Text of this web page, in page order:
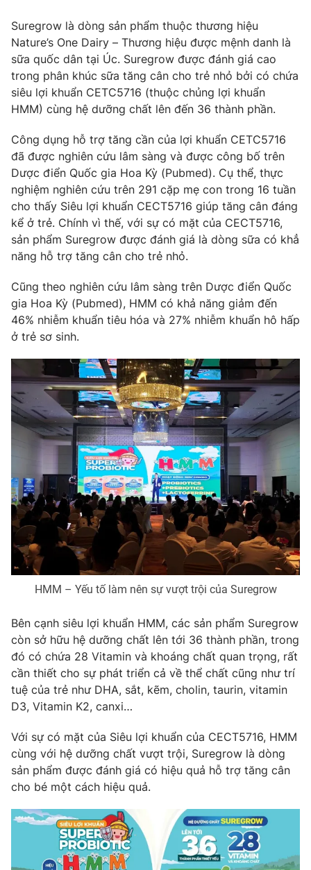
Suregrow là dòng sản phẩm thuộc thương hiệu
Nature’s One Dairy – Thương hiệu được mệnh danh là
sữa quốc dân tại Úc. Suregrow được đánh giá cao
trong phân khúc sữa tăng cân cho trẻ nhỏ bởi có chứa
siêu lợi khuẩn CETC5716 (thuộc chủng lợi khuẩn
HMM) cùng hệ dưỡng chất lên đến 36 thành phần.
Công dụng hỗ trợ tăng cần của lợi khuẩn CETC5716
đã được nghiên cứu lâm sàng và được công bố trên
Dược điển Quốc gia Hoa Kỳ (Pubmed). Cụ thể, thực
nghiệm nghiên cứu trên 291 cặp mẹ con trong 16 tuần
cho thấy Siêu lợi khuẩn CECT5716 giúp tăng cân đáng
kể ở trẻ. Chính vì thế, với sự có mặt của CECT5716,
sản phẩm Suregrow được đánh giá là dòng sữa có khẳ
năng hỗ trợ tăng cân cho trẻ nhỏ.
Cũng theo nghiên cứu lâm sàng trên Dược điển Quốc
gia Hoa Kỳ (Pubmed), HMM có khả năng giảm đến
46% nhiễm khuẩn tiêu hóa và 27% nhiễm khuẩn hô hấp
ở trẻ sơ sinh.
HMM – Yếu tố làm nên sự vượt trội của Suregrow
Bên cạnh siêu lợi khuẩn HMM, các sản phẩm Suregrow
còn sở hữu hệ dưỡng chất lên tới 36 thành phần, trong
đó có chứa 28 Vitamin và khoáng chất quan trọng, rất
cần thiết cho sự phát triển cả về thể chất cũng như trí
tuệ của trẻ như DHA, sắt, kẽm, cholin, taurin, vitamin
D3, Vitamin K2, canxi…
Với sự có mặt của Siêu lợi khuẩn của CECT5716, HMM
cùng với hệ dưỡng chất vượt trội, Suregrow là dòng
sản phẩm được đánh giá có hiệu quả hỗ trợ tăng cân
cho bé một cách hiệu quả.